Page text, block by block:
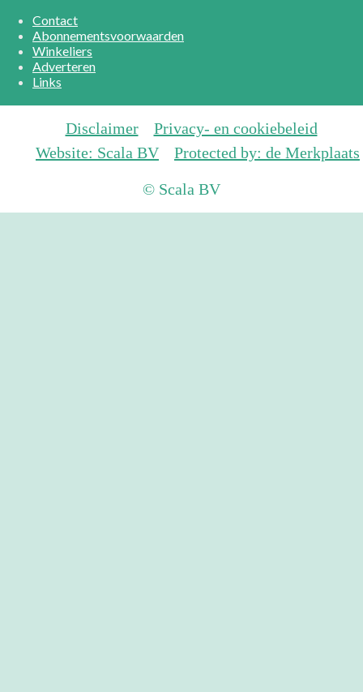
Contact
Abonnementsvoorwaarden
Winkeliers
Adverteren
Links
Disclaimer
Privacy- en cookiebeleid
Website: Scala BV
Protected by: de Merkplaats
© Scala BV